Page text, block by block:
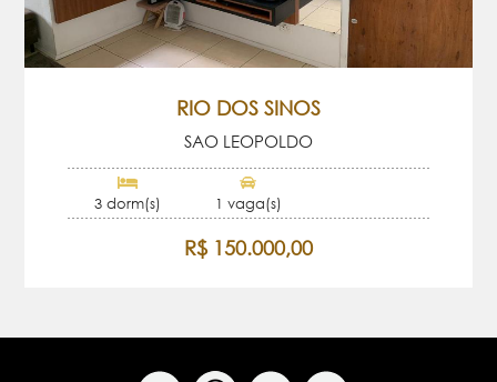
RIO DOS SINOS
SAO LEOPOLDO
3 dorm(s) 1 vaga(s)
R$ 150.000,00